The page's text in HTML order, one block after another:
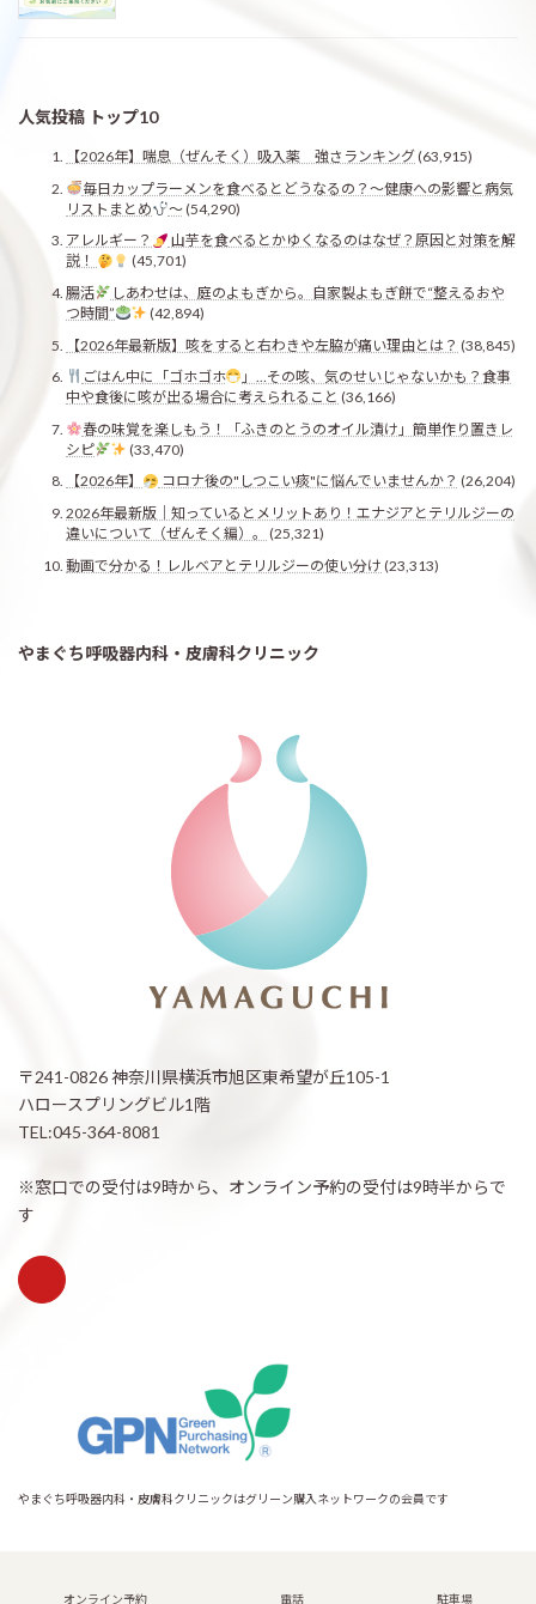
人気投稿 トップ10
【2026年】喘息（ぜんそく）吸入薬 強さランキング(63,915)
毎日カップラーメンを食べるとどうなるの？〜健康への影響と病気
リストまとめ
〜(54,290)
アレルギー？
山芋を食べるとかゆくなるのはなぜ？原因と対策を解
説！
(45,701)
腸活
しあわせは、庭のよもぎから。自家製よもぎ餅で“整えるおや
つ時間”
(42,894)
【2026年最新版】咳をすると右わきや左脇が痛い理由とは？ (38,845)
ごはん中に「ゴホゴホ
」…その咳、気のせいじゃないかも？食事
中や食後に咳が出る場合に考えられること (36,166)
春の味覚を楽しもう！「ふきのとうのオイル漬け」簡単作り置きレ
シピ
(33,470)
【2026年】
コロナ後の"しつこい痰"に悩んでいませんか？ (26,204)
2026年最新版｜知っているとメリットあり！エナジアとテリルジーの
違いについて（ぜんそく編）。
(25,321)
動画で分かる！レルベアとテリルジーの使い分け (23,313)
やまぐち呼吸器内科・皮膚科クリニック
〒241-0826 神奈川県横浜市旭区東希望が丘105-1
ハロースプリングビル1階
TEL:045-364-8081
※窓口での受付は9時から、オンライン予約の受付は9時半からで
す
やまぐち呼吸器内科・皮膚科クリニックはグリーン購入ネットワークの会員です
オンライン予約 電話 駐車場